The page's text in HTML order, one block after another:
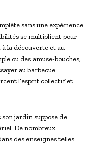
sans une expérience
se multiplient pour
la découverte et au
ou des amuse-bouches,
au barbecue
l’esprit collectif et
jardin suppose de
De nombreux
des enseignes telles